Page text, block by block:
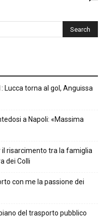
Lucca torna al gol, Anguissa
a Napoli: «Massima
il risarcimento tra la famiglia
dei Colli
con me la passione dei
del trasporto pubblico